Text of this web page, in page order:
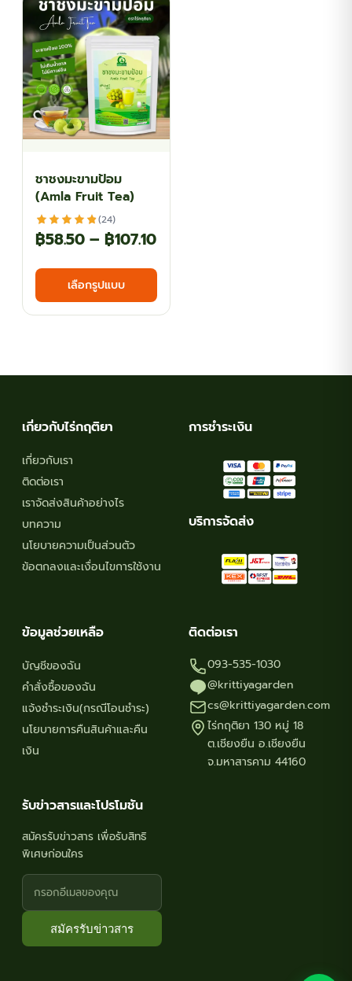
ชาชงมะขามป้อม
(Amla Fruit Tea)
(24)
฿58.50 – ฿107.10Price
range:
through
เลือกรูปแบบ
This
has
The
product
เกี่ยวกับไร่กฤติยา
เกี่ยวกับเรา
ติดต่อเรา
เราจัดส่งสินค้าอย่างไร
บทความ
นโยบายความเป็นส่วนตัว
ข้อตกลงและเงื่อนไขการใช้งาน
การชำระเงิน
บริการจัดส่ง
ข้อมูลช่วยเหลือ
บัญชีของฉัน
คำสั่งซื้อของฉัน
แจ้งชำระเงิน(กรณีโอนชำระ)
นโยบายการคืนสินค้าและคืน
เงิน
ติดต่อเรา
093-535-1030
@krittiyagarden
cs@krittiyagarden.com
ไร่กฤติยา 130 หมู่ 18
ต.เชียงยืน อ.เชียงยืน
จ.มหาสารคาม 44160
รับข่าวสารและโปรโมชัน
สมัครรับข่าวสาร เพื่อรับสิทธิ
พิเศษก่อนใคร
สมัครรับข่าวสาร